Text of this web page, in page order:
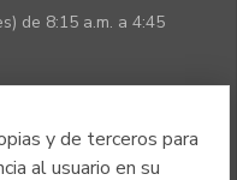
y de terceros para
al usuario en su
de 8:15 a.m. a 4:45